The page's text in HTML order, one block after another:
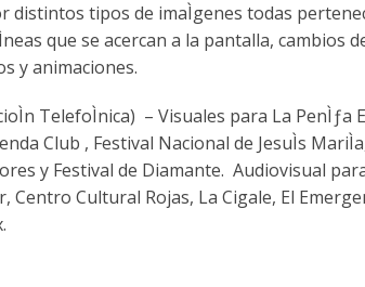
distintos tipos de imaÌgenes todas
que se acercan a la pantalla, cambios
y animaciones.
TelefoÌnica) – Visuales para La PenÌƒa
Club , Festival Nacional de JesuÌs
y Festival de Diamante. Audiovisual
Centro Cultural Rojas, La Cigale, El